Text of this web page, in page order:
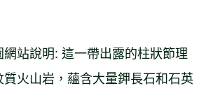
站說明: 這一帶出露的柱狀節理
火山岩，蘊含大量鉀長石和石英